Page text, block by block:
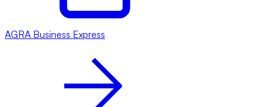
AGRA Business Express